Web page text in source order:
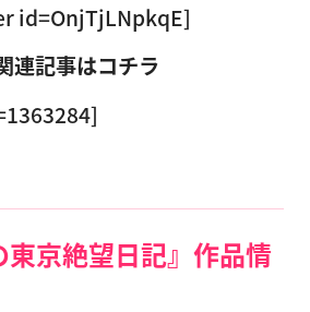
id=OnjTjLNpkqE]
連記事はコチラ
東京絶望日記』作品情